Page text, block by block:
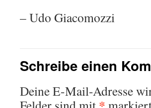
– Udo Giacomozzi
Schreibe einen
Deine E-Mail-Adresse